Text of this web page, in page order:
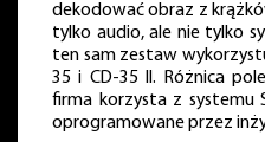
dekodować obraz z
tylko audio, ale nie tylko
ten sam zestaw
35 i CD-35 II. Różnica
firma korzysta z systemu
oprogramowane przez